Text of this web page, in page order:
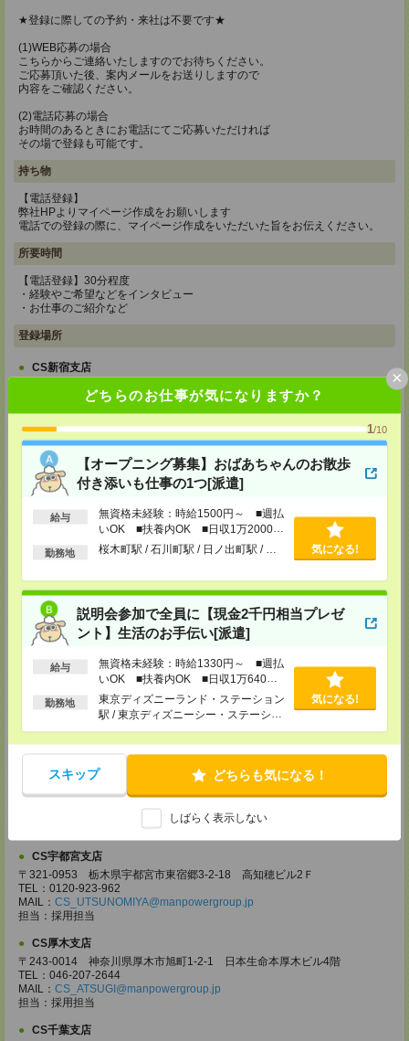
どちらのお仕事が気になりますか？
1/10
【オープニング募集】おばあちゃんのお散歩
付き添いも仕事の1つ[派遣]
給与
無資格未経験：時給1500円～ ■週払
いOK ■扶養内OK ■日収1万2000円
以上
勤務地 桜木町駅 / 石川町駅 / 日ノ出町駅 / … 気になる!
説明会参加で全員に【現金2千円相当プレゼ
ント】生活のお手伝い[派遣]
給与
無資格未経験：時給1330円～ ■週払
いOK ■扶養内OK ■日収1万640円
以上
勤務地
東京ディズニーランド・ステーション
駅 / 東京ディズニーシー・ステーショ
ン駅 / リゾートゲートウェイ・ステー
ション駅 / …
気になる!
スキップ どちらも気になる！
しばらく表示しない
×
★登録に際しての予約・来社は不要です★
(1)WEB応募の場合
こちらからご連絡いたしますのでお待ちください。
ご応募頂いた後、案内メールをお送りしますので
内容をご確認ください。
(2)電話応募の場合
お時間のあるときにお電話にてご応募いただければ
その場で登録も可能です。
持ち物
【電話登録】
弊社HPよりマイページ作成をお願いします
電話での登録の際に、マイページ作成をいただいた旨をお伝えください。
所要時間
【電話登録】30分程度
・経験やご希望などをインタビュー
・お仕事のご紹介など
登録場所
CS新宿支店
東京都新宿区西新宿 1-6-1 新宿エルタワー 17F
TEL：0120-659-458
MAIL：CS_SHINJUKU@manpowergroup.jp
担当：採用担当
CS立川支店
〒190-0012
東京都立川市曙町2-34-7 ファーレイーストビル 8F
TEL：0120-659-460
CS_TACHIKAWA@manpowergroup.jp
〒220-8136
神奈川県横浜市西区みなとみらい 2-2-1 横浜ランドマークタワー36F
TEL：0120-659-459
MAIL：CS_YOKOHAMA@manpowergroup.jp
担当：採用担当
CS大宮支店
〒330-0854 埼玉県さいたま市大宮区桜木町 1-10-16 シーノ大宮ノース
ウイング 9階
TEL：0120-769-355
MAIL：CS_OMIYA@manpowergroup.jp
担当：採用担当
CS高崎支店
CS_TAKASAKI@manpowergroup.jp
CS宇都宮支店
〒321-0953 栃木県宇都宮市東宿郷3-2-18 高知穂ビル2Ｆ
TEL：0120-923-962
MAIL： CS_UTSUNOMIYA@manpowergroup.jp
担当：採用担当
CS厚木支店
〒243-0014 神奈川県厚木市旭町1-2-1 日本生命本厚木ビル4階
TEL：046-207-2644
MAIL： CS_ATSUGI@manpowergroup.jp
担当：採用担当
CS千葉支店